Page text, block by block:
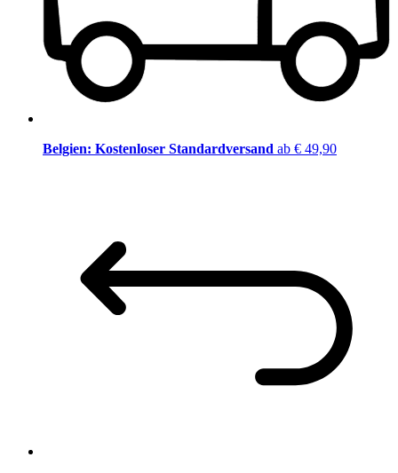
Belgien: Kostenloser Standardversand ab € 49,90